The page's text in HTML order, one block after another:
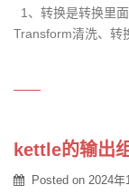
1、转换是转换里
Transform清洗、
kettle的输出
Posted on 2024年